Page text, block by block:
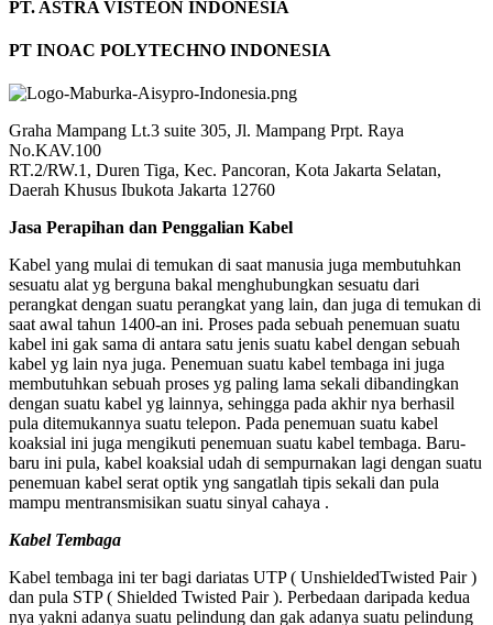
PT. ASTRA VISTEON INDONESIA
PT INOAC POLYTECHNO INDONESIA
Graha Mampang Lt.3 suite 305, Jl. Mampang Prpt. Raya
No.KAV.100
RT.2/RW.1, Duren Tiga, Kec. Pancoran, Kota Jakarta Selatan,
Daerah Khusus Ibukota Jakarta 12760
Jasa Perapihan dan Penggalian Kabel
Kabel yang mulai di temukan di saat manusia juga membutuhkan
sesuatu alat yg berguna bakal menghubungkan sesuatu dari
perangkat dengan suatu perangkat yang lain, dan juga di temukan di
saat awal tahun 1400-an ini. Proses pada sebuah penemuan suatu
kabel ini gak sama di antara satu jenis suatu kabel dengan sebuah
kabel yg lain nya juga. Penemuan suatu kabel tembaga ini juga
membutuhkan sebuah proses yg paling lama sekali dibandingkan
dengan suatu kabel yg lainnya, sehingga pada akhir nya berhasil
pula ditemukannya suatu telepon. Pada penemuan suatu kabel
koaksial ini juga mengikuti penemuan suatu kabel tembaga. Baru-
baru ini pula, kabel koaksial udah di sempurnakan lagi dengan suatu
penemuan kabel serat optik yng sangatlah tipis sekali dan pula
mampu mentransmisikan suatu sinyal cahaya .
Kabel Tembaga
Kabel tembaga ini ter bagi dariatas UTP ( UnshieldedTwisted Pair )
dan pula STP ( Shielded Twisted Pair ). Perbedaan daripada kedua
nya yakni adanya suatu pelindung dan gak adanya suatu pelindung